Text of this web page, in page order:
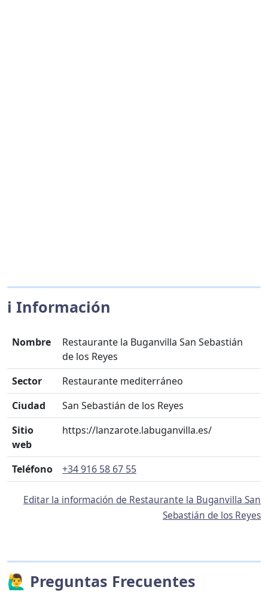
ℹ️ Información
Nombre
Restaurante la Buganvilla San Sebastián
de los Reyes
Sector
Restaurante mediterráneo
Ciudad
San Sebastián de los Reyes
Sitio
web
https://lanzarote.labuganvilla.es/
Teléfono +34 916 58 67 55
Editar la información de Restaurante la Buganvilla San
Sebastián de los Reyes
🙋‍♂️ Preguntas Frecuentes